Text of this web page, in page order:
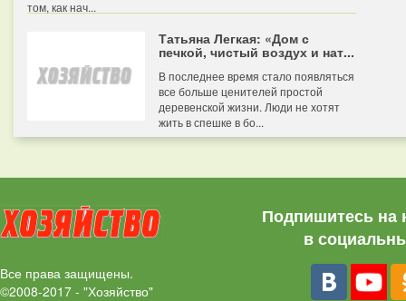
том, как нач...
Татьяна Легкая: «Дом с
печкой, чистый воздух и нат...
В последнее время стало появляться
все больше ценителей простой
деревенской жизни. Люди не хотят
жить в спешке в бо...
Все права защищены.
©2008-2017 - "Хозяйство"
Подпишитесь на
в